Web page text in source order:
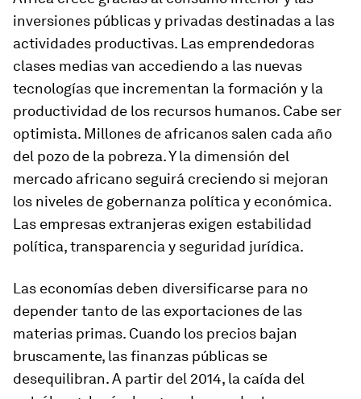
inversiones públicas y privadas destinadas a las
actividades productivas. Las emprendedoras
clases medias van accediendo a las nuevas
tecnologías que incrementan la formación y la
productividad de los recursos humanos. Cabe ser
optimista. Millones de africanos salen cada año
del pozo de la pobreza. Y la dimensión del
mercado africano seguirá creciendo si mejoran
los niveles de gobernanza política y económica.
Las empresas extranjeras exigen estabilidad
política, transparencia y seguridad jurídica.
Las economías deben diversificarse para no
depender tanto de las exportaciones de las
materias primas. Cuando los precios bajan
bruscamente, las finanzas públicas se
desequilibran. A partir del 2014, la caída del